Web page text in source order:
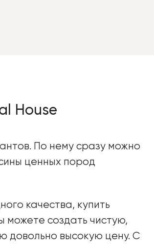
House
По нему сразу можно
ценных пород
качества, купить
можете создать чистую,
довольно высокую цену. С